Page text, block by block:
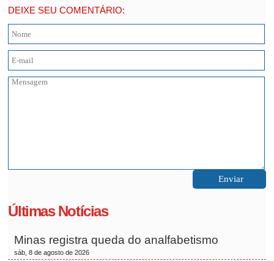
DEIXE SEU COMENTÁRIO:
Últimas Notícias
Minas registra queda do analfabetismo
sáb, 8 de agosto de 2026